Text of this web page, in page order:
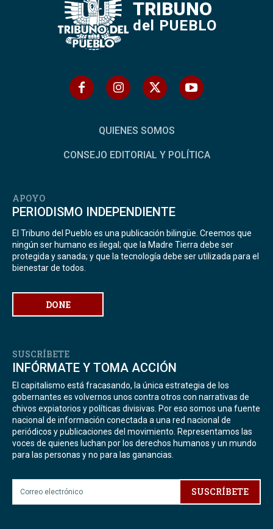
TRIBUNO
del PUEBLO
QUIENES SOMOS
CONSEJO EDITORIAL Y POLÍTICA
APOYO
PERIODISMO INDEPENDIENTE
El Tribuno del Pueblo es una publicación bilingüe. Creemos que
ningún ser humano es ilegal; que la Madre Tierra debe ser
protegida y sanada; y que la tecnología debe ser utilizada para el
bienestar de todos.
DONE
SUSCRÍBETE
INFÓRMATE Y TOMA ACCIÓN
El capitalismo está fracasando, la única estrategia de los
gobernantes es volvernos unos contra otros con narrativas de
chivos expiatorios y políticas divisivas. Por eso somos una fuente
nacional de información conectada a una red nacional de
periódicos y publicaciones del movimiento. Representamos las
voces de quienes luchan por los derechos humanos y un mundo
para las personas y no para las ganancias.
SUSCRÍBETE